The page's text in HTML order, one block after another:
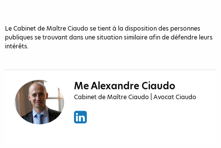
Le Cabinet de Maître Ciaudo se tient à la disposition des personnes
publiques se trouvant dans une situation similaire afin de défendre leurs
intérêts.
Me Alexandre Ciaudo
Cabinet de Maître Ciaudo | Avocat Ciaudo